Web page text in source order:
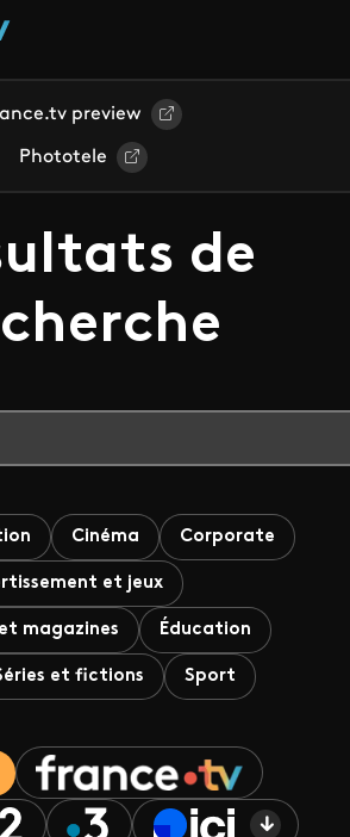
preview
Phototele
de
Cinéma Corporate
et jeux
magazines Éducation
et fictions Sport